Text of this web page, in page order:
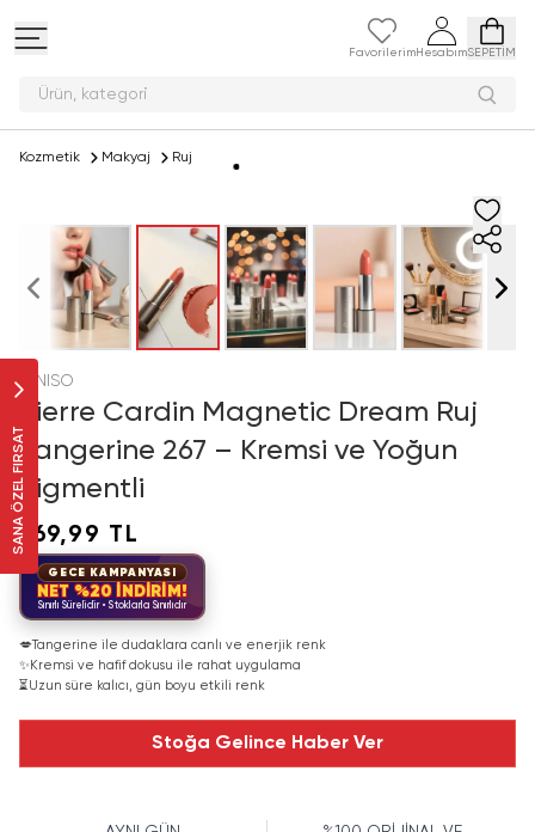
Favorilerim HesabımSEPETİM
Ürün, kat
SANA ÖZEL FIRSAT
Kozmetik Makyaj Ruj
MINISO
Pierre Cardin Magnetic Dream Ruj
Tangerine 267 – Kremsi ve Yoğun
Pigmentli
169,99 TL
GECE KAMPANYASI
NET %20 İNDİRİM!
Sınırlı Sürelidir • Stoklarla Sınırlıdır
💋Tangerine ile dudaklara canlı ve enerjik renk
✨ Kremsi ve hafif dokusu ile rahat uygulama
⏳Uzun süre kalıcı, gün boyu etkili renk
Stoğa Gelince Haber Ver